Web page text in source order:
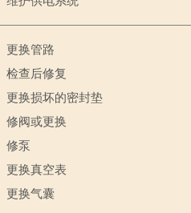
、更换管路
、检查后修复
、更换损坏的密封垫
、修阀或更换
、修泵
、更换真空表
、更换气囊